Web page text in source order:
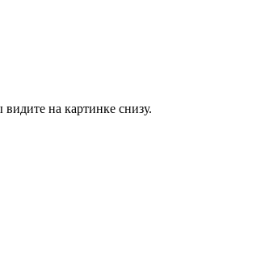
на картинке снизу.